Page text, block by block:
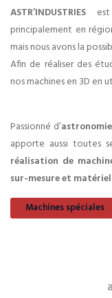
ASTR’INDUSTRIES
principalement en
mais nous avons la
Afin de réaliser des
nos machines en 3D en
Passionné d’astronomie
apporte aussi toutes
réalisation de
sur-mesure et
Machines spéciales